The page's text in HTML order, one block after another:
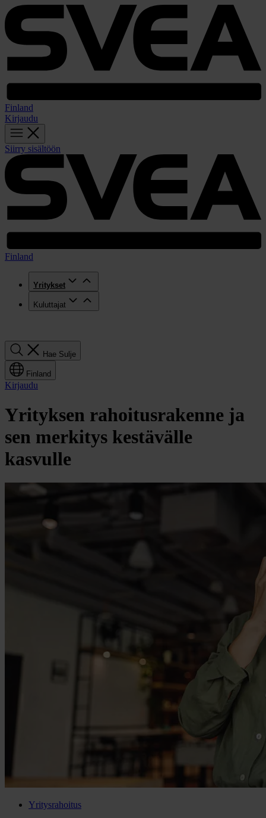
Finland
Kirjaudu
Siirry sisältöön
Finland
Yritykset
Kuluttajat
Hae Sulje
Finland
Kirjaudu
Yrityksen rahoitusrakenne ja
sen merkitys kestävälle
kasvulle
Yritysrahoitus